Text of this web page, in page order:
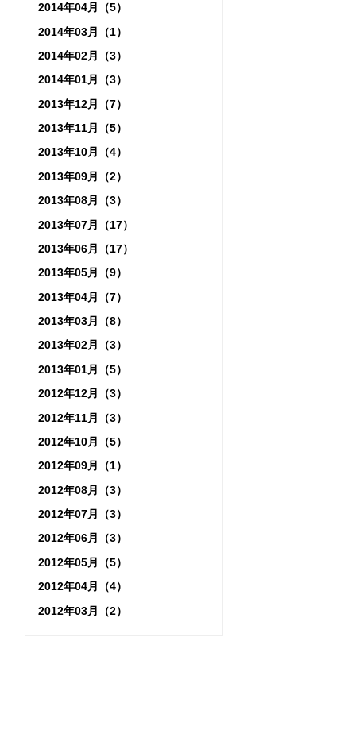
2014年04月（5）
2014年03月（1）
2014年02月（3）
2014年01月（3）
2013年12月（7）
2013年11月（5）
2013年10月（4）
2013年09月（2）
2013年08月（3）
2013年07月（17）
2013年06月（17）
2013年05月（9）
2013年04月（7）
2013年03月（8）
2013年02月（3）
2013年01月（5）
2012年12月（3）
2012年11月（3）
2012年10月（5）
2012年09月（1）
2012年08月（3）
2012年07月（3）
2012年06月（3）
2012年05月（5）
2012年04月（4）
2012年03月（2）